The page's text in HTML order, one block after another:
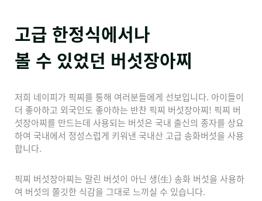
고급 한정식에서나
볼 수 있었던 버섯장아찌
저희 네이피가 픽찌를 통해 여러분들에게 선보입니다. 아이들이
더 좋아하고 외국인도 좋아하는 반찬 픽찌 버섯장아찌! 픽찌 버
섯장아찌를 만드는데 사용되는 버섯은 국내 출신의 종자를 상요
하여 국내에서 정성스럽게 키워낸 국내산 고급 송화버섯을 사용
합니다.
픽찌 버섯장아찌는 말린 버섯이 아닌 생(生) 송화 버섯을 사용하
여 버섯의 쫄깃한 식감을 그대로 느끼실 수 있습니다.